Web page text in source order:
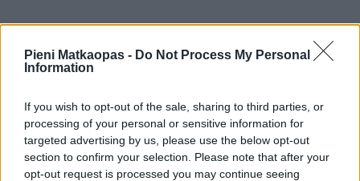
Pieni Matkaopas - Do Not Process My Personal
Information
If you wish to opt-out of the sale, sharing to third parties, or
processing of your personal or sensitive information for
targeted advertising by us, please use the below opt-out
section to confirm your selection. Please note that after your
opt-out request is processed you may continue seeing